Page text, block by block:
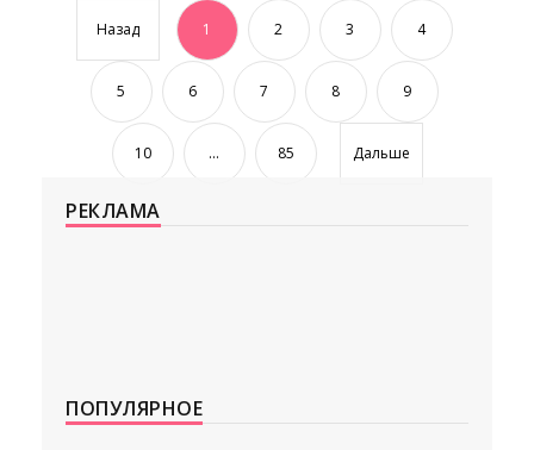
Назад 1 2 3 4
5 6 7 8 9
10 ... 85 Дальше
РЕКЛАМА
ПОПУЛЯРНОЕ